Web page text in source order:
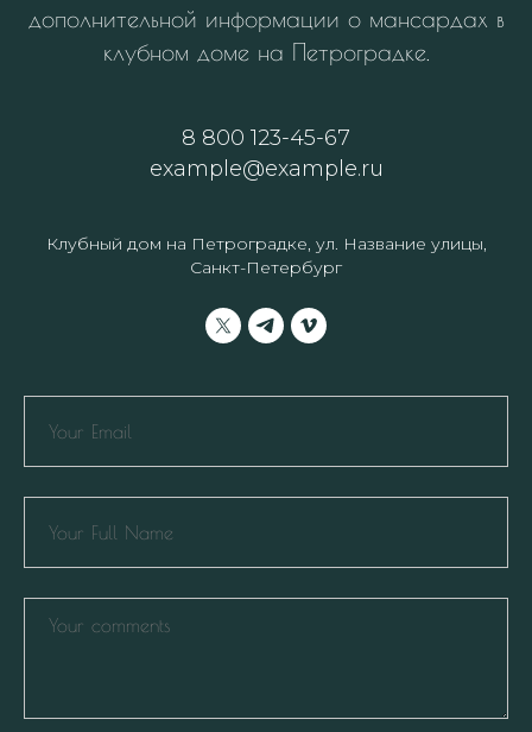
дополнительной информации о мансардах в
клубном доме на Петроградке.
8 800 123-45-67
example@example.ru
Клубный дом на Петроградке, ул. Название улицы,
Санкт-Петербург